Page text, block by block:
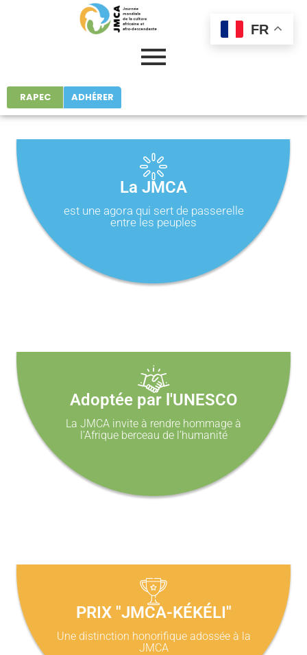
RAPEC ADHÉRER
La JMCA
est une agora qui sert de passerelle
entre les peuples
Adoptée par l'UNESCO
La JMCA invite à rendre hommage à
l’Afrique berceau de l’humanité
PRIX "JMCA-KÉKÉLI"
Une distinction honorifique adossée à la
JMCA
FR